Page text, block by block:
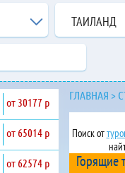
ТАИЛАНД
от 30177 р
от 65014 р
от 62574 р
ГЛАВНАЯ >
Поиск от
Горящие